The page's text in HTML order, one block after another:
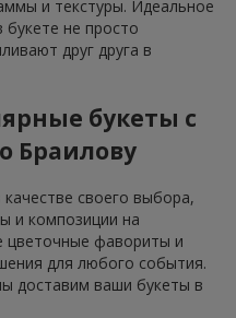
и текстуры. Идеальное
не просто
друг друга в
букеты с
Браилову
своего выбора,
и композиции на
цветочные фавориты и
для любого события.
доставим ваши букеты в